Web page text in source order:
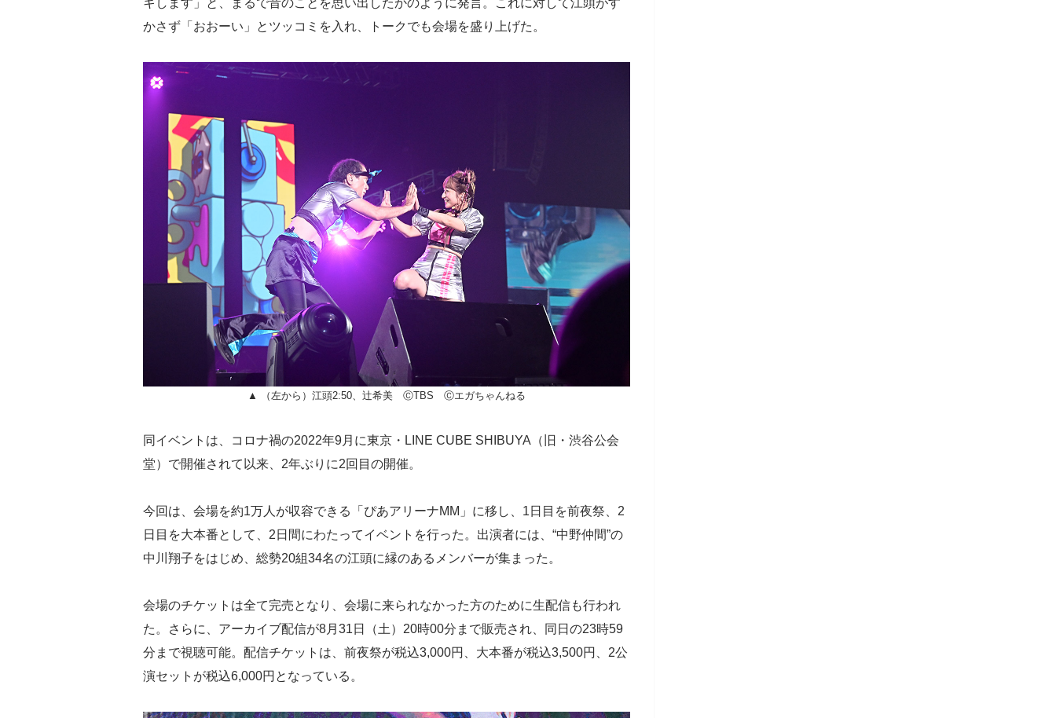
キします」と、まるで昔のことを思い出したかのように発言。これに対して江頭がす
かさず「おおーい」とツッコミを入れ、トークでも会場を盛り上げた。
▲ （左から）江頭2:50、辻希美 ⒸTBS Ⓒエガちゃんねる
同イベントは、コロナ禍の2022年9月に東京・LINE CUBE SHIBUYA（旧・渋谷公会
堂）で開催されて以来、2年ぶりに2回目の開催。
今回は、会場を約1万人が収容できる「ぴあアリーナMM」に移し、1日目を前夜祭、2
日目を大本番として、2日間にわたってイベントを行った。出演者には、“中野仲間”の
中川翔子をはじめ、総勢20組34名の江頭に縁のあるメンバーが集まった。
会場のチケットは全て完売となり、会場に来られなかった方のために生配信も行われ
た。さらに、アーカイブ配信が8月31日（土）20時00分まで販売され、同日の23時59
分まで視聴可能。配信チケットは、前夜祭が税込3,000円、大本番が税込3,500円、2公
演セットが税込6,000円となっている。